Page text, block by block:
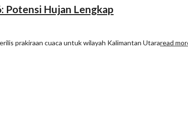
Potensi Hujan Lengkap
prakiraan cuaca untuk wilayah Kalimantan Utararead